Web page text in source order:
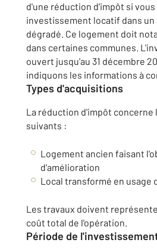
d'une réduction d'impôt si vous
investissement locatif dans
dégradé. Ce logement doit
dans certaines communes.
ouvert jusqu'au 31 décembre
indiquons les informations à
Types d'acquisitions
La réduction d'impôt concerne
suivants :
Logement ancien faisant
d'amélioration
Local transformé en usage
Les travaux doivent
coût total de l'opération.
Période de